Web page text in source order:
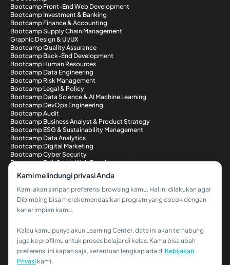
Hi!👋
Kalau kamu butuh bantuan,
Bootcamp Front-End Web Development
Bootcamp Investment & Banking
Bootcamp Finance & Accounting
Bootcamp Supply Chain Management
Graphic Design & UI/UX
Bootcamp Quality Assurance
Bootcamp Back-End Development
Bootcamp Human Resources
Bootcamp Data Engineering
Bootcamp Risk Management
Bootcamp Legal & Policy
Bootcamp Data Science & AI Machine Learning
Bootcamp DevOps Engineering
Bootcamp Audit
Bootcamp Business Analyst & Product Strategy
Bootcamp ESG & Sustainability Management
Bootcamp Data Analytics
Bootcamp Digital Marketing
Bootcamp Cyber Security
Bootcamp Full-Stack Web Development
Metode Pembayaran
Kami melindungi privasi Anda
Kami akan simpan preferensi browsing kamu. Hal ini dilakukan agar
Dibimbing bisa merekomendasikan program yang cocok dengan
karier impian kamu.
Kalau kamu punya akun Learning Center, data ini akan terhubung
juga ke profilmu untuk proses belajar di kelas. Kamu bisa ubah
preferensi ini kapan saja, ketentuan lengkap ada di Kebijakan
Privasi kami.